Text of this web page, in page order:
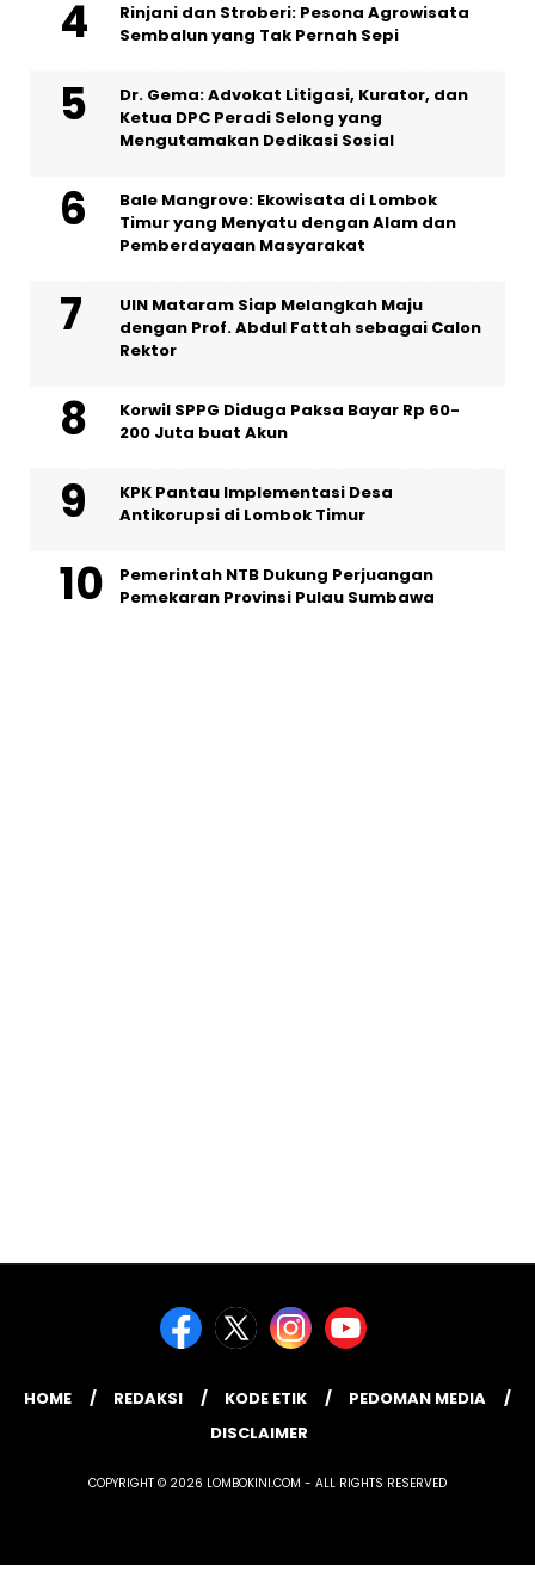
Rinjani dan Stroberi: Pesona Agrowisata
Sembalun yang Tak Pernah Sepi
Dr. Gema: Advokat Litigasi, Kurator, dan
Ketua DPC Peradi Selong yang
Mengutamakan Dedikasi Sosial
Bale Mangrove: Ekowisata di Lombok
Timur yang Menyatu dengan Alam dan
Pemberdayaan Masyarakat
UIN Mataram Siap Melangkah Maju
dengan Prof. Abdul Fattah sebagai Calon
Rektor
Korwil SPPG Diduga Paksa Bayar Rp 60-
200 Juta buat Akun
KPK Pantau Implementasi Desa
Antikorupsi di Lombok Timur
Pemerintah NTB Dukung Perjuangan
Pemekaran Provinsi Pulau Sumbawa
HOME REDAKSI KODE ETIK
PEDOMAN MEDIA
DISCLAIMER
COPYRIGHT © 2026 LOMBOKINI.COM - ALL RIGHTS RESERVED